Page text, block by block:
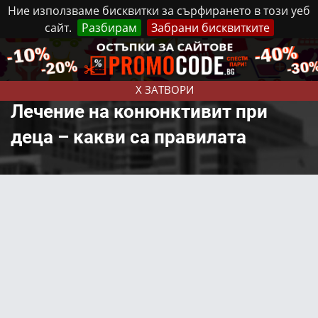
Ние използваме бисквитки за сърфирането в този уеб
сайт.
Разбирам Забрани бисквитките
X ЗАТВОРИ
Неделя, 9 Август, 2026 Реклама Контакти
Лечение на конюнктивит при
деца – какви са правилата